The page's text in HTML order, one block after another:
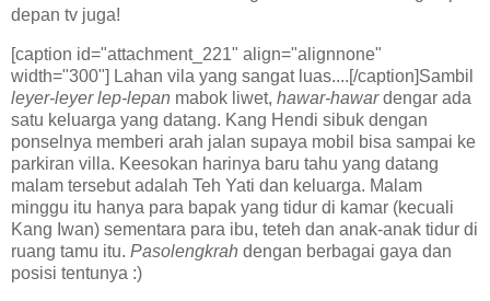
depan tv juga!
[caption id="attachment_221" align="alignnone"
width="300"] Lahan vila yang sangat luas....[/caption]Sambil
leyer-leyer lep-lepan mabok liwet, hawar-hawardengar ada
satu keluarga yang datang. Kang Hendi sibuk dengan
ponselnya memberi arah jalan supaya mobil bisa sampai ke
parkiran villa. Keesokan harinya baru tahu yang datang
malam tersebut adalah Teh Yati dan keluarga. Malam
minggu itu hanya para bapak yang tidur di kamar (kecuali
Kang Iwan) sementara para ibu, teteh dan anak-anak tidur di
ruang tamu itu. Pasolengkrah dengan berbagai gaya dan
posisi tentunya :)